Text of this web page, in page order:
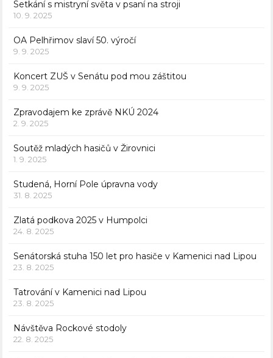
Setkání s mistryní světa v psaní na stroji
10. 9. 2025
OA Pelhřimov slaví 50. výročí
9. 9. 2025
Koncert ZUŠ v Senátu pod mou záštitou
9. 9. 2025
Zpravodajem ke zprávě NKÚ 2024
2. 9. 2025
Soutěž mladých hasičů v Žirovnici
1. 9. 2025
Studená, Horní Pole úpravna vody
31. 8. 2025
Zlatá podkova 2025 v Humpolci
24. 8. 2025
Senátorská stuha 150 let pro hasiče v Kamenici nad Lipou
23. 8. 2025
Tatrování v Kamenici nad Lipou
23. 8. 2025
Návštěva Rockové stodoly
22. 8. 2025